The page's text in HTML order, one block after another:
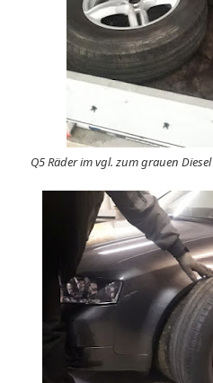
Q5 Räder im vgl. zum grauen Diesel